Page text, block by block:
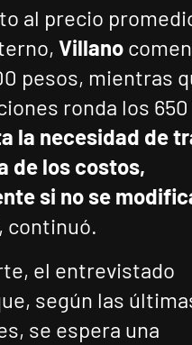
al precio
Villano
pesos, mientras
ronda los
la necesidad de
de los costos,
si no se
continuó.
el entrevistado
según las
se espera una